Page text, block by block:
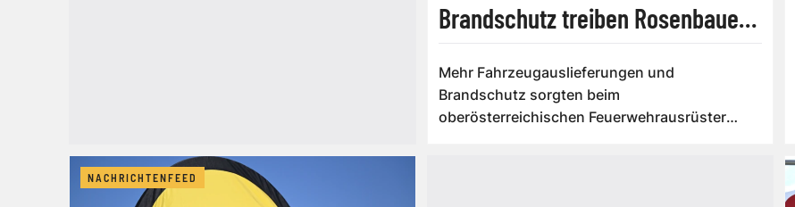
Brandschutz treiben Rosenbauer
Mehr Fahrzeugauslieferungen und
Brandschutz sorgten beim
oberösterreichischen Feuerwehrausrüster
NACHRICHTENFEED